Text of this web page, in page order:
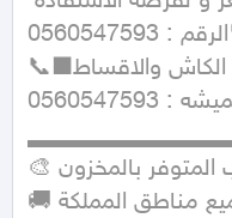
بميزات و عروض حصرية 📞الرقم : 0560547593
📞■مبيعات الكاش والاقساط
محمد كميشه : 0560547593
🎨 الألوان: حسب المتوفر بالمخزون
🚚 شحن لجميع مناطق المملكة